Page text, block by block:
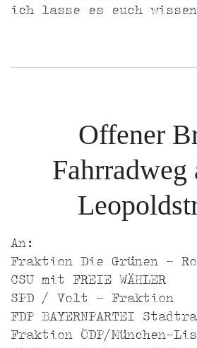
ich lasse es euch
Offener
Fahrradweg
An:
Fraktion Die Grünen -
CSU mit FREIE WÄHLER
SPD / Volt - Fraktion
FDP BAYERNPARTEI
Fraktion ÖDP/München-